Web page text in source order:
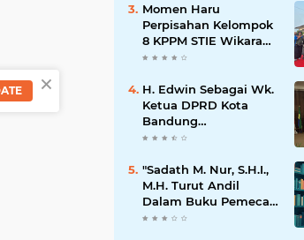
Mengalir ke Sungai
Momen Haru
Perpisahan Kelompok
8 KPPM STIE Wikara
Bersama Kepala Desa
Kecamatan Bojong
H. Edwin Sebagai Wk.
Ketua DPRD Kota
Bandung
Mengapresiasi Dan
Kepada
Kepemimpinan Merdi
Hajiji Sebagai ketua
DPD Lpm Kota
"Sadath M. Nur, S.H.I.,
M.H. Turut Andil
Dalam Buku Pemecah
Rekor MURI Puisi
×